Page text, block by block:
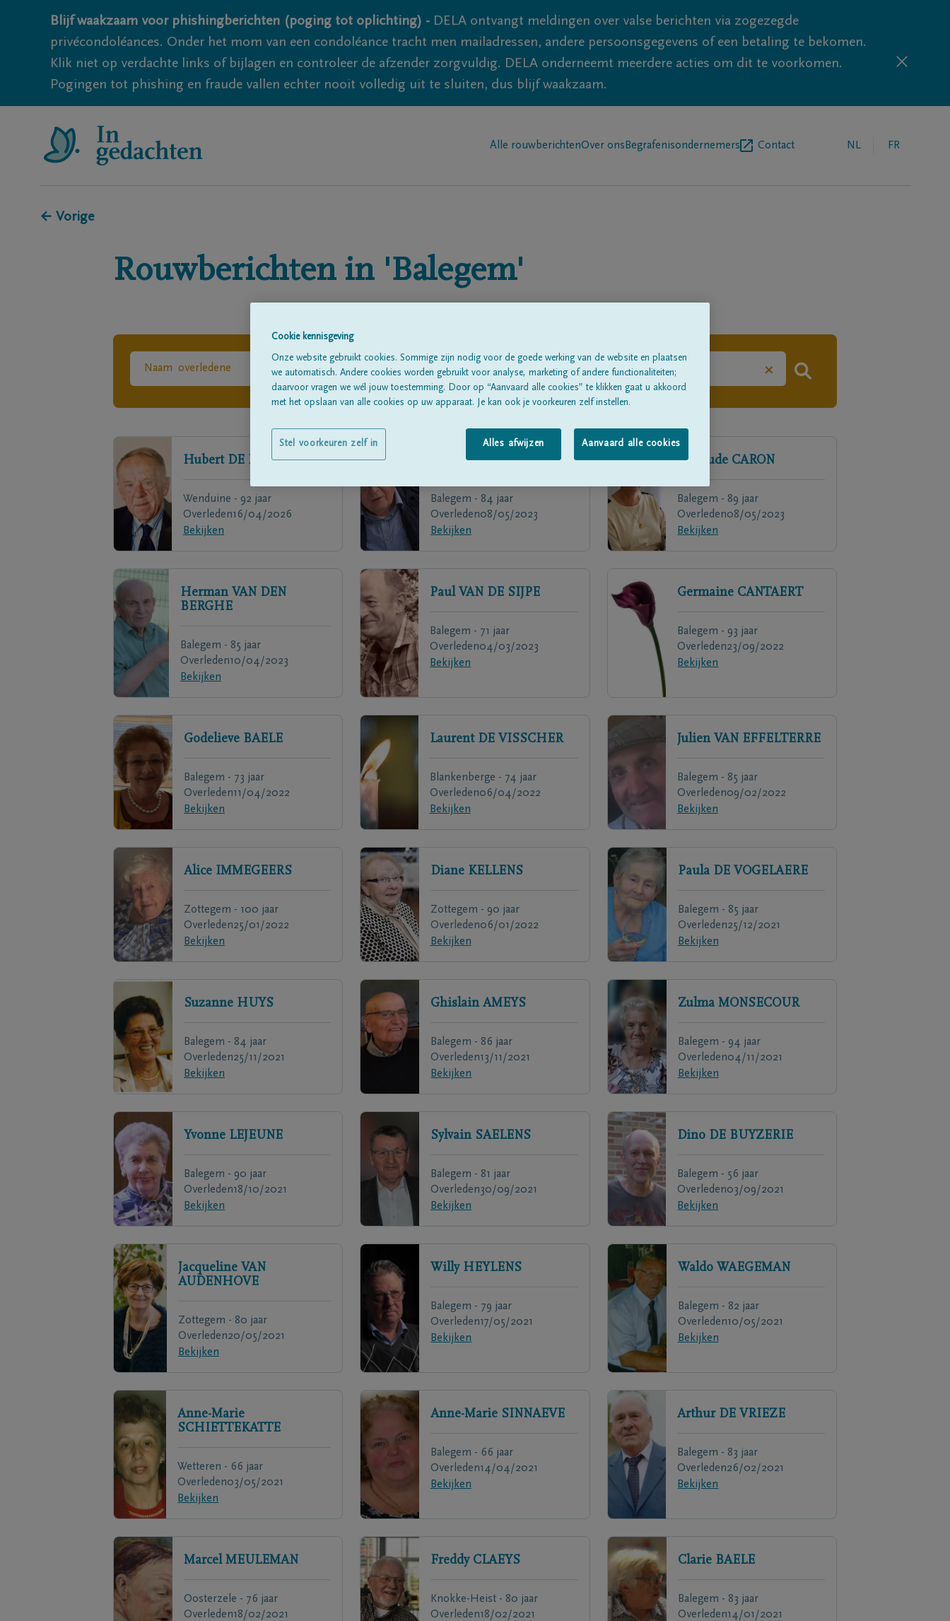
Blijf waakzaam voor phishingberichten (poging tot oplichting) - DELA ontvangt meldingen over valse berichten via zogezegde
privécondoléances. Onder het mom van een condoléance tracht men mailadressen, andere persoonsgegevens of een betaling te bekomen.
Klik niet op verdachte links of bijlagen en controleer de afzender zorgvuldig. DELA onderneemt meerdere acties om dit te voorkomen.
Pogingen tot phishing en fraude vallen echter nooit volledig uit te sluiten, dus blijf waakzaam.
Alle rouwberichtenOver ons Begrafenisondernemers Contact NL FR
← Vorige
Rouwberichten in 'Balegem'
×
Hubert DE LOOR
Wenduine - 92 jaar
Overleden16/04/2026
Bekijken
VAN DAMME
Balegem - 84 jaar
Overleden08/05/2023
Bekijken
Gertrude CARON
Balegem - 89 jaar
Overleden08/05/2023
Bekijken
Herman VAN DEN
BERGHE
Balegem - 85 jaar
Overleden10/04/2023
Bekijken
Paul VAN DE SIJPE
Balegem - 71 jaar
Overleden04/03/2023
Bekijken
Germaine CANTAERT
Balegem - 93 jaar
Overleden23/09/2022
Bekijken
Godelieve BAELE
Balegem - 73 jaar
Overleden11/04/2022
Bekijken
Laurent DE VISSCHER
Blankenberge - 74 jaar
Overleden06/04/2022
Bekijken
Julien VAN EFFELTERRE
Balegem - 85 jaar
Overleden09/02/2022
Bekijken
Alice IMMEGEERS
Zottegem - 100 jaar
Overleden25/01/2022
Bekijken
Diane KELLENS
Zottegem - 90 jaar
Overleden06/01/2022
Bekijken
Paula DE VOGELAERE
Balegem - 85 jaar
Overleden25/12/2021
Bekijken
Suzanne HUYS
Balegem - 84 jaar
Overleden25/11/2021
Bekijken
Ghislain AMEYS
Balegem - 86 jaar
Overleden13/11/2021
Bekijken
Zulma MONSECOUR
Balegem - 94 jaar
Overleden04/11/2021
Bekijken
Yvonne LEJEUNE
Balegem - 90 jaar
Overleden18/10/2021
Bekijken
Sylvain SAELENS
Balegem - 81 jaar
Overleden30/09/2021
Bekijken
Dino DE BUYZERIE
Balegem - 56 jaar
Overleden03/09/2021
Bekijken
Jacqueline VAN
AUDENHOVE
Zottegem - 80 jaar
Overleden20/05/2021
Bekijken
Willy HEYLENS
Balegem - 79 jaar
Overleden17/05/2021
Bekijken
Waldo WAEGEMAN
Balegem - 82 jaar
Overleden10/05/2021
Bekijken
Anne-Marie
SCHIETTEKATTE
Wetteren - 66 jaar
Overleden03/05/2021
Bekijken
Anne-Marie SINNAEVE
Balegem - 66 jaar
Overleden14/04/2021
Bekijken
Arthur DE VRIEZE
Balegem - 83 jaar
Overleden26/02/2021
Bekijken
Marcel MEULEMAN
Oosterzele - 76 jaar
Overleden18/02/2021
Freddy CLAEYS
Knokke-Heist - 80 jaar
Overleden18/02/2021
Clarie BAELE
Balegem - 83 jaar
Overleden14/01/2021
Cookie kennisgeving
Onze website gebruikt cookies. Sommige zijn nodig voor de goede werking van de website en plaatsen
we automatisch. Andere cookies worden gebruikt voor analyse, marketing of andere functionaliteiten;
daarvoor vragen we wél jouw toestemming. Door op “Aanvaard alle cookies” te klikken gaat u akkoord
met het opslaan van alle cookies op uw apparaat. Je kan ook je voorkeuren zelf instellen.
Alles afwijzen Aanvaard alle cookies
Stel voorkeuren zelf in